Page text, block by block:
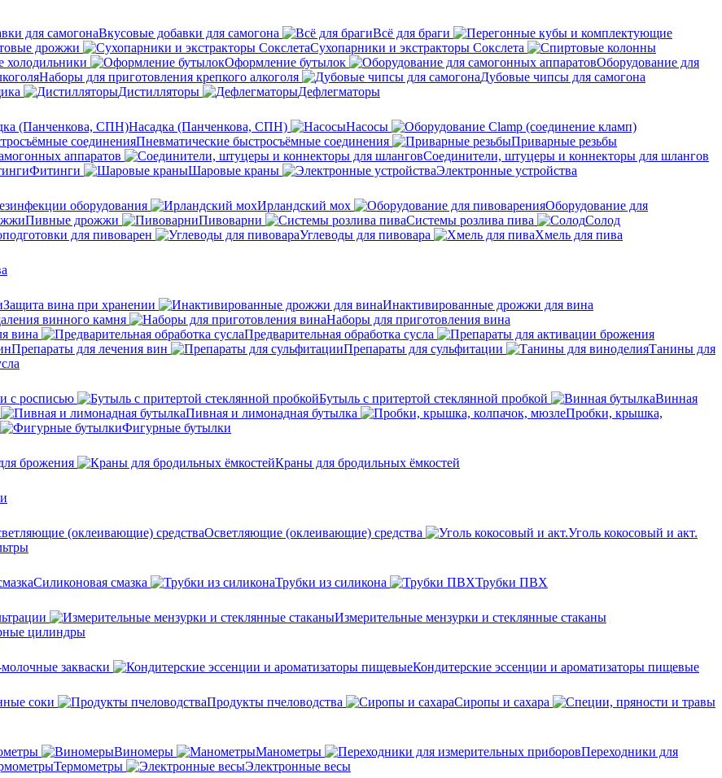
Вкусовые добавки для самогона
Всё для браги
дрожжи
Сухопарники и экстракторы Сокслета
холодильники Оформление бутылок
Оборудование для
Наборы для приготовления крепкого алкоголя
Дубовые чипсы для самогона
Дистилляторы
Дефлегматоры
Насадка (Панченкова, СПН)
Насосы
Пневматические быстросъёмные соединения
Приварные резьбы
аппаратов
Соединители, штуцеры и коннекторы для шлангов
Фитинги Шаровые краны
Электронные устройства
оборудования
Ирландский мох
Оборудование для
Пивные дрожжи Пивоварни Системы розлива пива
Солод
для пивоварен
Углеводы для пивовара
Хмель для пива
Защита вина при хранении
Инактивированные дрожжи для вина
винного камня
Наборы для приготовления вина
вина
Предварительная обработка сусла
Препараты для лечения вин Препараты для сульфитации
Танины для
с росписью Бутыль с притертой стеклянной пробкой
Винная
Пивная и лимонадная бутылка
Пробки, крышка,
Фигурные бутылки
брожения
Краны для бродильных ёмкостей
Осветляющие (оклеивающие) средства
Уголь кокосовый и акт.
Силиконовая смазка Трубки из силикона
Трубки ПВХ
Измерительные мензурки и стеклянные стаканы
цилиндры
закваски
Кондитерские эссенции и ароматизаторы пищевые
соки Продукты пчеловодства
Сиропы и сахара
Виномеры Манометры
Переходники для
Термометры
Электронные весы